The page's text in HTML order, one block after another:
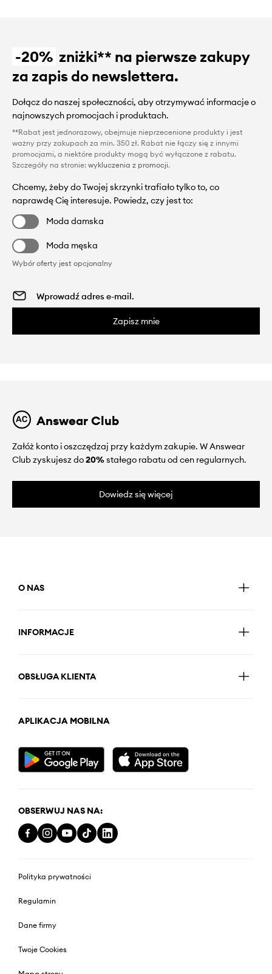
-20% zniżki** na pierwsze zakupy
za zapis do newslettera.
Dołącz do naszej społeczności, aby otrzymywać informacje o
najnowszych promocjach i produktach.
**Rabat jest jednorazowy, obejmuje nieprzecenione produkty i jest
ważny przy zakupach za min. 350 zł. Rabat nie łączy się z innymi
promocjami, a niektóre produkty mogą być wyłączone z rabatu.
Szczegóły na stronie: wykluczenia z promocji.
Chcemy, żeby do Twojej skrzynki trafiało tylko to, co
naprawdę Cię interesuje. Powiedz, czy jest to:
Moda damska
Moda męska
Wybór oferty jest opcjonalny
Zapisz mnie
Answear Club
Załóż konto i oszczędzaj przy każdym zakupie. W Answear
Club zyskujesz do20%stałego rabatu od cen regularnych.
Dowiedz się więcej
O NAS
INFORMACJE
OBSŁUGA KLIENTA
APLIKACJA MOBILNA
OBSERWUJ NAS NA:
Polityka prywatności
Regulamin
Dane firmy
Twoje Cookies